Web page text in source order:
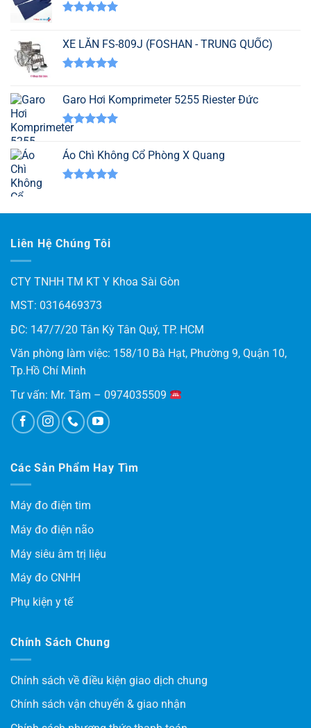
5 sao
XE LĂN FS-809J (FOSHAN - TRUNG QUỐC)
5 sao
Garo Hơi Komprimeter 5255 Riester Đức
Được xếp
5 sao
Áo Chì Không Cổ Phòng X Quang
5 sao
Liên Hệ Chúng Tôi
CTY TNHH TM KT Y Khoa Sài Gòn
MST: 0316469373
ĐC: 147/7/20 Tân Kỳ Tân Quý, TP. HCM
Văn phòng làm việc: 158/10 Bà Hạt, Phường 9, Quận 10,
Tp.Hồ Chí Minh
Tư vấn: Mr. Tâm – 0974035509
Các Sản Phẩm Hay Tìm
Máy đo điện tim
Máy đo điện não
Máy siêu âm trị liệu
Máy đo CNHH
Phụ kiện y tế
Chính Sách Chung
Chính sách về điều kiện giao dịch chung
Chính sách vận chuyển & giao nhận